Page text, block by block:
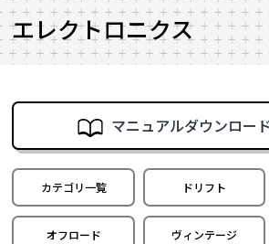
エレクトロニクス
マニュアルダウンロー
カテゴリ一覧 ドリフト
オフロード ヴィンテージ